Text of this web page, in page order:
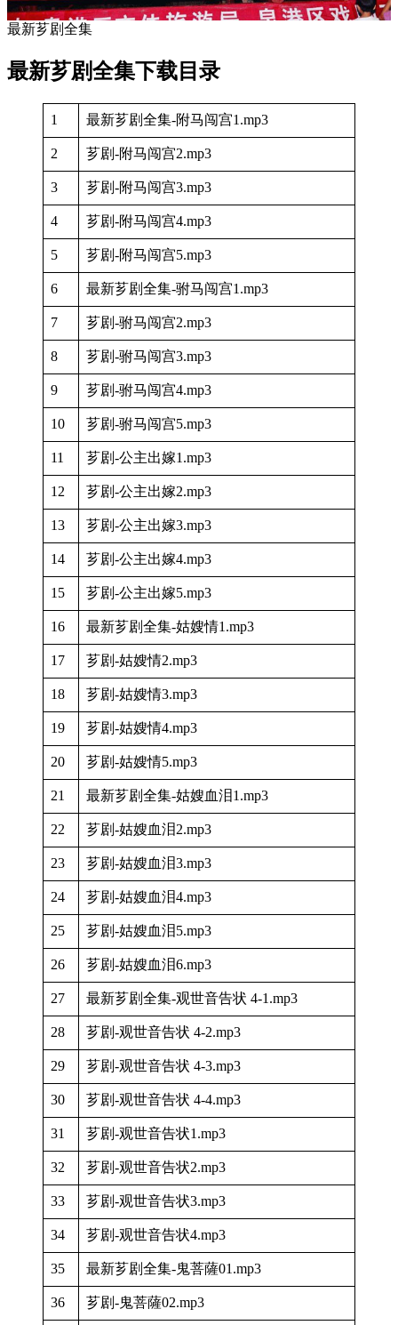
最新芗剧全集
最新芗剧全集下载目录
1 最新芗剧全集-附马闯宫1.mp3
2 芗剧-附马闯宫2.mp3
3 芗剧-附马闯宫3.mp3
4 芗剧-附马闯宫4.mp3
5 芗剧-附马闯宫5.mp3
6 最新芗剧全集-驸马闯宫1.mp3
7 芗剧-驸马闯宫2.mp3
8 芗剧-驸马闯宫3.mp3
9 芗剧-驸马闯宫4.mp3
10 芗剧-驸马闯宫5.mp3
11 芗剧-公主出嫁1.mp3
12 芗剧-公主出嫁2.mp3
13 芗剧-公主出嫁3.mp3
14 芗剧-公主出嫁4.mp3
15 芗剧-公主出嫁5.mp3
16 最新芗剧全集-姑嫂情1.mp3
17 芗剧-姑嫂情2.mp3
18 芗剧-姑嫂情3.mp3
19 芗剧-姑嫂情4.mp3
20 芗剧-姑嫂情5.mp3
21 最新芗剧全集-姑嫂血泪1.mp3
22 芗剧-姑嫂血泪2.mp3
23 芗剧-姑嫂血泪3.mp3
24 芗剧-姑嫂血泪4.mp3
25 芗剧-姑嫂血泪5.mp3
26 芗剧-姑嫂血泪6.mp3
27 最新芗剧全集-观世音告状 4-1.mp3
28 芗剧-观世音告状 4-2.mp3
29 芗剧-观世音告状 4-3.mp3
30 芗剧-观世音告状 4-4.mp3
31 芗剧-观世音告状1.mp3
32 芗剧-观世音告状2.mp3
33 芗剧-观世音告状3.mp3
34 芗剧-观世音告状4.mp3
35 最新芗剧全集-鬼菩薩01.mp3
36 芗剧-鬼菩薩02.mp3